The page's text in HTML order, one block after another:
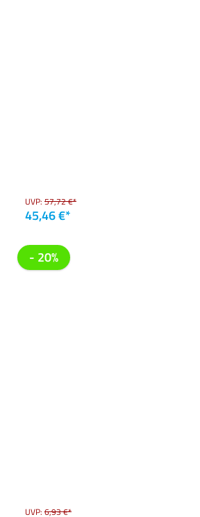
UVP: 57,72 €*
45,46 €*
- 20%
UVP: 6,93 €*